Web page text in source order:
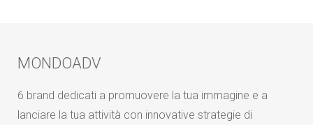
MONDOADV
6 brand dedicati a promuovere la tua immagine e a
lanciare la tua attività con innovative strategie di